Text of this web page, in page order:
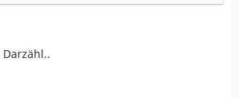
Darzähl..